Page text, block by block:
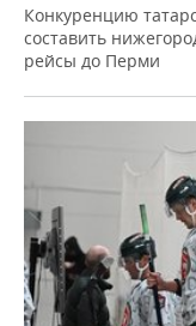
Конкуренцию
составить
рейсы до Перми